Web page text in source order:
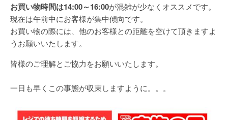
お買い物時間は14:00～16:00が混雑が少なくオススメです。
現在は午前中にお客様が集中傾向です。
お買い物の際には、他のお客様との距離を空けて頂きますよ
うお願いいたします。
皆様のご理解とご協力をお願いいたします。
一日も早くこの事態が収束しますように。。。